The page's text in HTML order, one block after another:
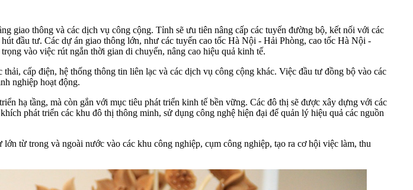
giao thông và các dịch vụ công cộng. Tỉnh sẽ ưu tiên nâng cấp các tuyến đường bộ, kết nối với các
đầu tư. Các dự án giao thông lớn, như các tuyến cao tốc Hà Nội - Hải Phòng, cao tốc Hà Nội -
vào việc rút ngắn thời gian di chuyển, nâng cao hiệu quả kinh tế.
cấp điện, hệ thống thông tin liên lạc và các dịch vụ công cộng khác. Việc đầu tư đồng bộ vào các
nghiệp hoạt động.
hạ tầng, mà còn gắn với mục tiêu phát triển kinh tế bền vững. Các đô thị sẽ được xây dựng với các
phát triển các khu đô thị thông minh, sử dụng công nghệ hiện đại để quản lý hiệu quả các nguồn
từ trong và ngoài nước vào các khu công nghiệp, cụm công nghiệp, tạo ra cơ hội việc làm, thu